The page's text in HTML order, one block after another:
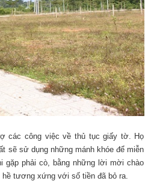
các công việc về thủ tục giấy tờ. Họ
sẽ sử dụng những mánh khóe để miễn
gặp phải cò, bằng những lời mời chào
tương xứng với số tiền đã bỏ ra.